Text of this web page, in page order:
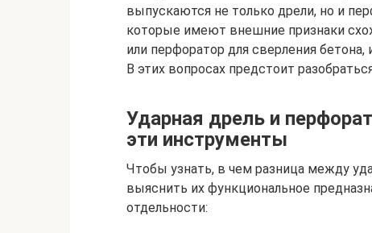
выпускаются не только дрели, но и
которые имеют внешние признаки
или перфоратор для сверления
В этих вопросах предстоит
Ударная дрель и
эти инструменты
Чтобы узнать, в чем разница между
выяснить их функциональное
отдельности: